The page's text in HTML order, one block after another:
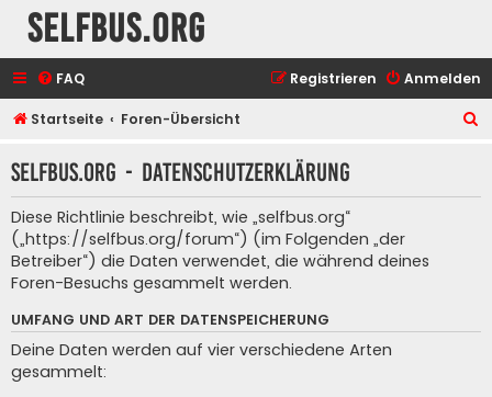
selfbus.org
FAQ Anmelden
Registrieren
Startseite Foren-Übersicht
h
selfbus.org - Datenschutzerklärung
Diese Richtlinie beschreibt, wie „selfbus.org“
(„https://selfbus.org/forum“) (im Folgenden „der
Betreiber“) die Daten verwendet, die während deines
Foren-Besuchs gesammelt werden.
UMFANG UND ART DER DATENSPEICHERUNG
Deine Daten werden auf vier verschiedene Arten
gesammelt: